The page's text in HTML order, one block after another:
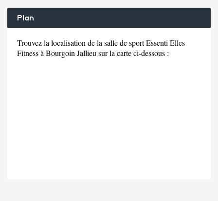
Plan
Trouvez la localisation de la salle de sport Essenti Elles
Fitness à Bourgoin Jallieu sur la carte ci-dessous :